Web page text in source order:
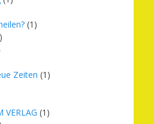
(1)
Zeiten (1)
VERLAG (1)